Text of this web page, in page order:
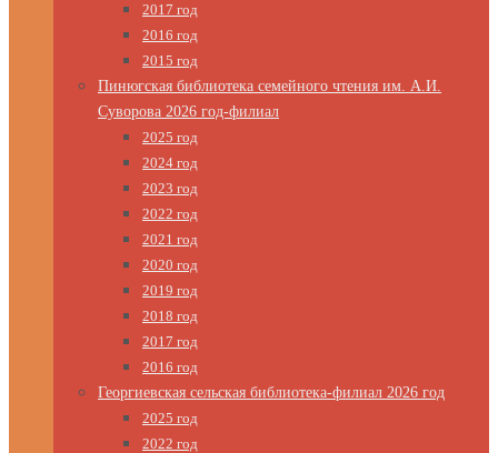
2017 год
2016 год
2015 год
Пинюгская библиотека семейного чтения им. А.И.
Суворова 2026 год-филиал
2025 год
2024 год
2023 год
2022 год
2021 год
2020 год
2019 год
2018 год
2017 год
2016 год
Георгиевская сельская библиотека-филиал 2026 год
2025 год
2022 год